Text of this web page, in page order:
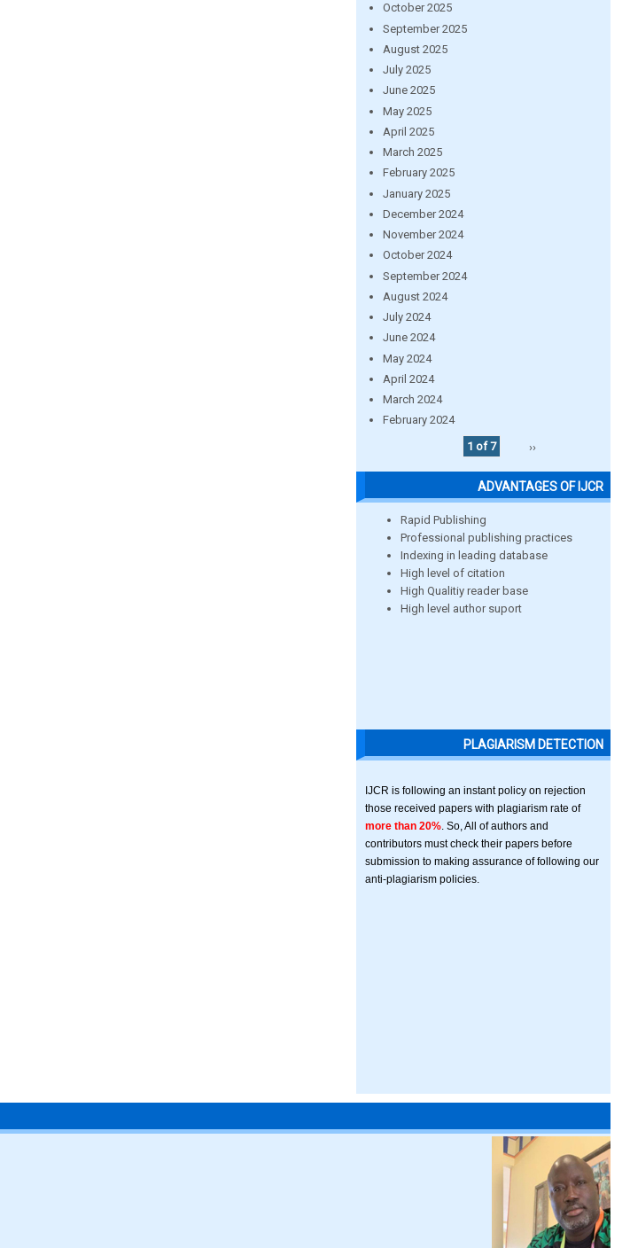
October 2025
September 2025
August 2025
July 2025
June 2025
May 2025
April 2025
March 2025
February 2025
January 2025
December 2024
November 2024
October 2024
September 2024
August 2024
July 2024
June 2024
May 2024
April 2024
March 2024
February 2024
1 of 7
››
ADVANTAGES OF IJCR
Rapid Publishing
Professional publishing practices
Indexing in leading database
High level of citation
High Qualitiy reader base
High level author suport
PLAGIARISM DETECTION
IJCR is following an instant policy on rejection
those received papers with plagiarism rate of
more than 20% . So, All of authors and
contributors must check their papers before
submission to making assurance of following our
anti-plagiarism policies.